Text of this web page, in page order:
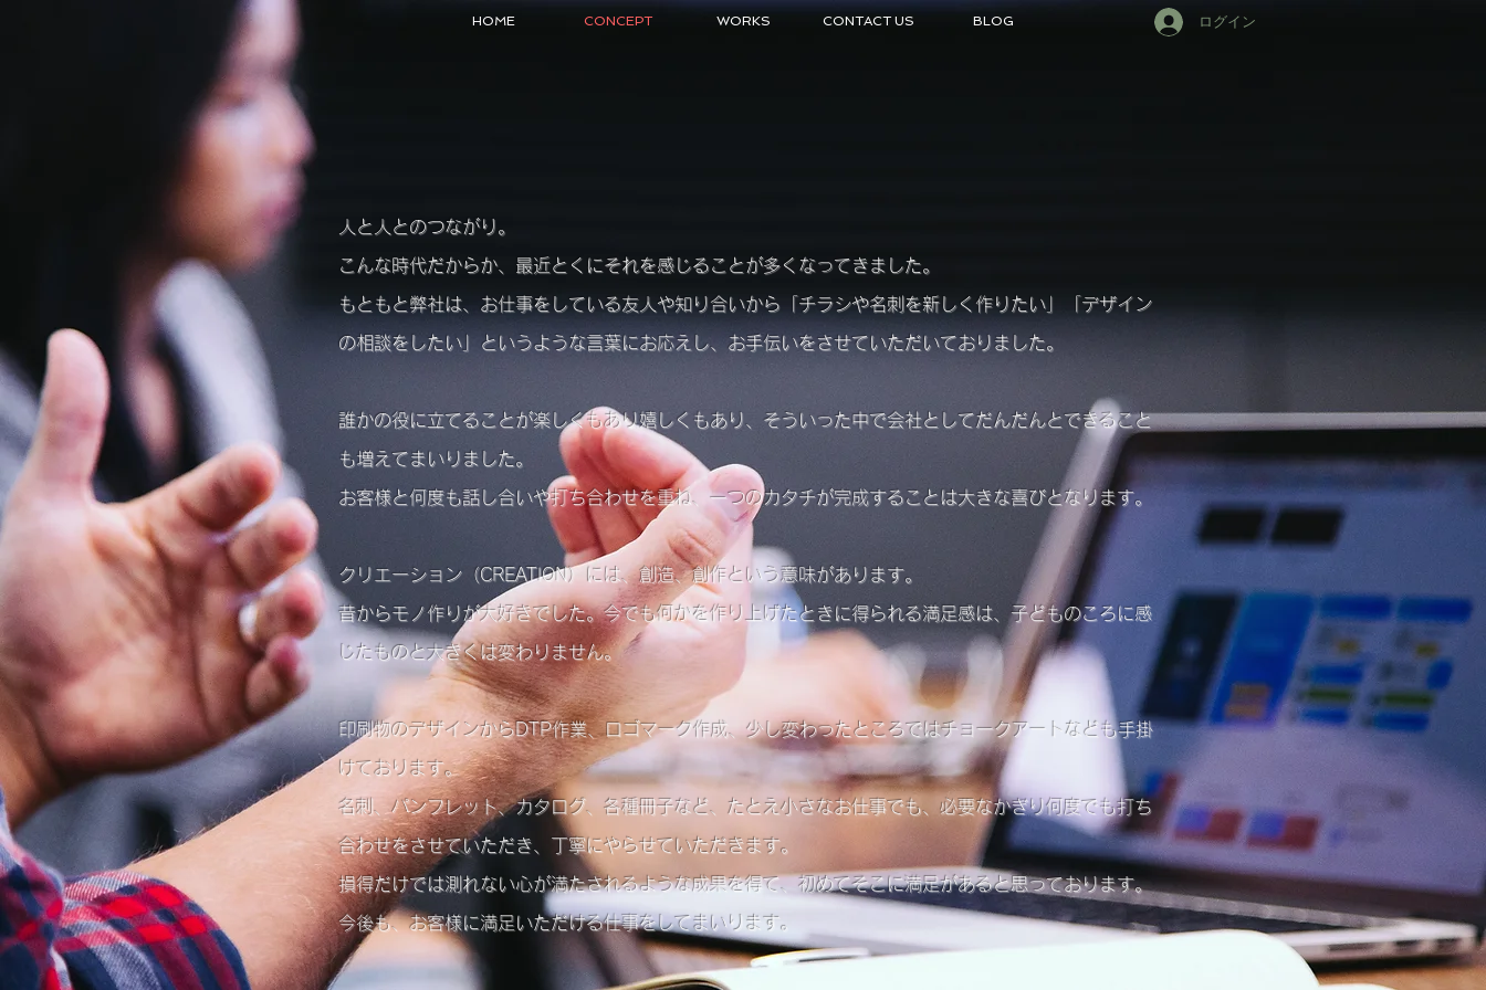
HOME CONCEPT WORKS CONTACT US BLOG ログイン
人と人とのつながり。
こんな時代だからか、最近とくにそれを感じることが多くなってきました。
もともと弊社は、お仕事をしている友人や知り合いから「チラシや名刺を新しく作りたい」「デザイン
の相談をしたい」というような言葉にお応えし、お手伝いをさせていただいておりました。
誰かの役に立てることが楽しくもあり嬉しくもあり、そういった中で会社としてだんだんとできること
も増えてまいりました。
お客様と何度も話し合いや打ち合わせを重ね、一つのカタチが完成することは大きな喜びとなります。
クリエーション（CREATION）には、創造、創作という意味があります。
昔からモノ作りが大好きでした。今でも何かを作り上げたときに得られる満足感は、子どものころに感
じたものと大きくは変わりません。
印刷物のデザインからDTP作業、ロゴマーク作成、少し変わったところではチョークアートなども手掛
けております。
名刺、パンフレット、カタログ、各種冊子など、たとえ小さなお仕事でも、必要なかぎり何度でも打ち
合わせをさせていただき、丁寧にやらせていただきます。
損得だけでは測れない心が満たされるような成果を得て、初めてそこに満足があると思っております。
今後も、お客様に満足いただける仕事をしてまいります。